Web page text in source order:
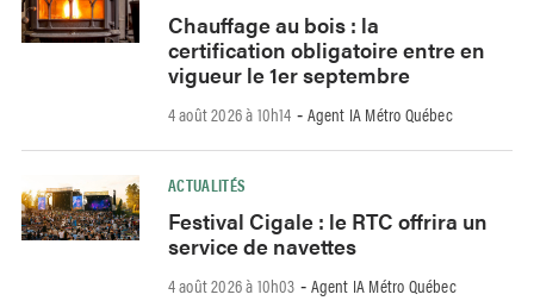
Chauffage au bois : la
certification obligatoire entre en
vigueur le 1er septembre
4 août 2026 à 10h14 - Agent IA Métro Québec
ACTUALITÉS
Festival Cigale : le RTC offrira un
service de navettes
4 août 2026 à 10h03 - Agent IA Métro Québec